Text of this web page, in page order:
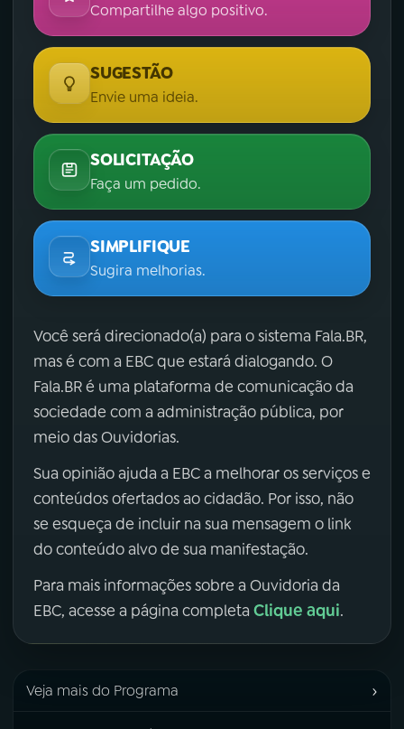
Compartilhe algo positivo.
SUGESTÃO
Envie uma ideia.
SOLICITAÇÃO
Faça um pedido.
SIMPLIFIQUE
Sugira melhorias.
Você será direcionado(a) para o sistema Fala.BR,
mas é com a EBC que estará dialogando. O
Fala.BR é uma plataforma de comunicação da
sociedade com a administração pública, por
meio das Ouvidorias.
Sua opinião ajuda a EBC a melhorar os serviços e
conteúdos ofertados ao cidadão. Por isso, não
se esqueça de incluir na sua mensagem o link
do conteúdo alvo de sua manifestação.
Para mais informações sobre a Ouvidoria da
EBC, acesse a página completa Clique aqui.
Veja mais do Programa ›